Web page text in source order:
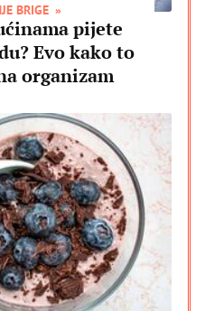
BRIGE
pijete
Evo kako to
organizam